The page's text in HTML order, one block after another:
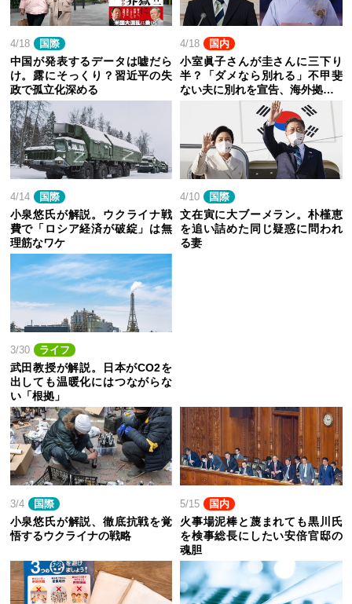
4/18 国際
中国が発表するデータは嘘だら
け。露にそっくり？習近平の失
政で孤立化深める
4/18 国内
小室眞子さんが圭さんに三下り
半？「ダメなら別れる」不甲斐
ない夫に別れを宣告、海外拠…
4/14 国際
小泉悠氏が解説。ウクライナ戦
費で「ロシア経済が破綻」は無
理筋なワケ
4/10 国際
文在寅に大ブーメラン。朴槿恵
を追い詰めた同じ疑惑に問われ
る妻
3/30 ライフ
武田教授が解説。日本がCO2を
出しても温暖化にはつながらな
い「根拠」
3/4 国際
小泉悠氏が解説、徹底抗戦を覚
悟するウクライナの戦略
5/15 国内
火事場泥棒と蔑まれても黒川氏
を検事総長にしたい安倍官邸の
魂胆